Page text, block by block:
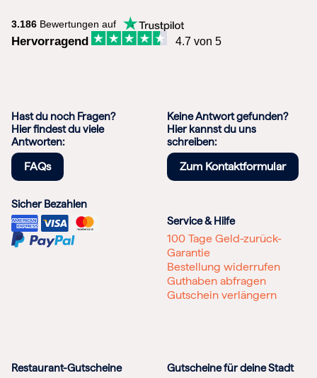
3.186 Bewertungen auf
Hervorragend 4.7 von 5
Hast du noch Fragen?
Hier findest du viele
Antworten:
FAQs
Keine Antwort gefunden?
Hier kannst du uns
schreiben:
Zum Kontaktformular
Sicher Bezahlen
Service & Hilfe
100 Tage Geld-zurück-
Garantie
Bestellung widerrufen
Guthaben abfragen
Gutschein verlängern
Restaurant-Gutscheine Gutscheine für deine Stadt